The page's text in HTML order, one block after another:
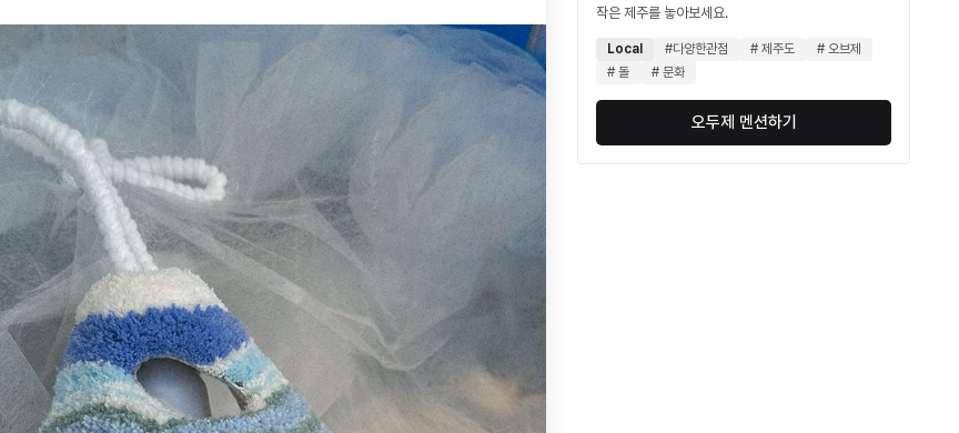
작은 제주를 놓아보세요.
Local #다양한관점 # 제주도
# 오브제
# 돌
# 문화
오두제 멘션하기